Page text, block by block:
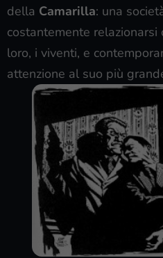
della Camarilla: una
costantemente relazionarsi
loro, i viventi, e
attenzione al suo più